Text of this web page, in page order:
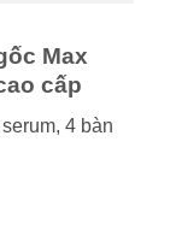
Max
cấp
4 bàn